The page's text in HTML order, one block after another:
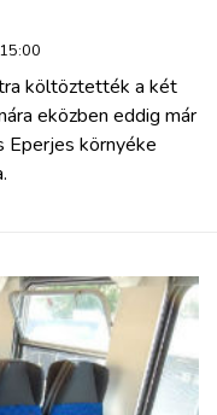
költöztették a két
eközben eddig már
Eperjes környéke